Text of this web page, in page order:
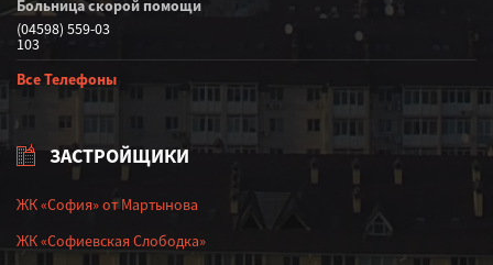
Больница скорой помощи
(04598) 559-03
103
Все Телефоны
ЗАСТРОЙЩИКИ
ЖК «София» от Мартынова
ЖК «Софиевская Слободка»